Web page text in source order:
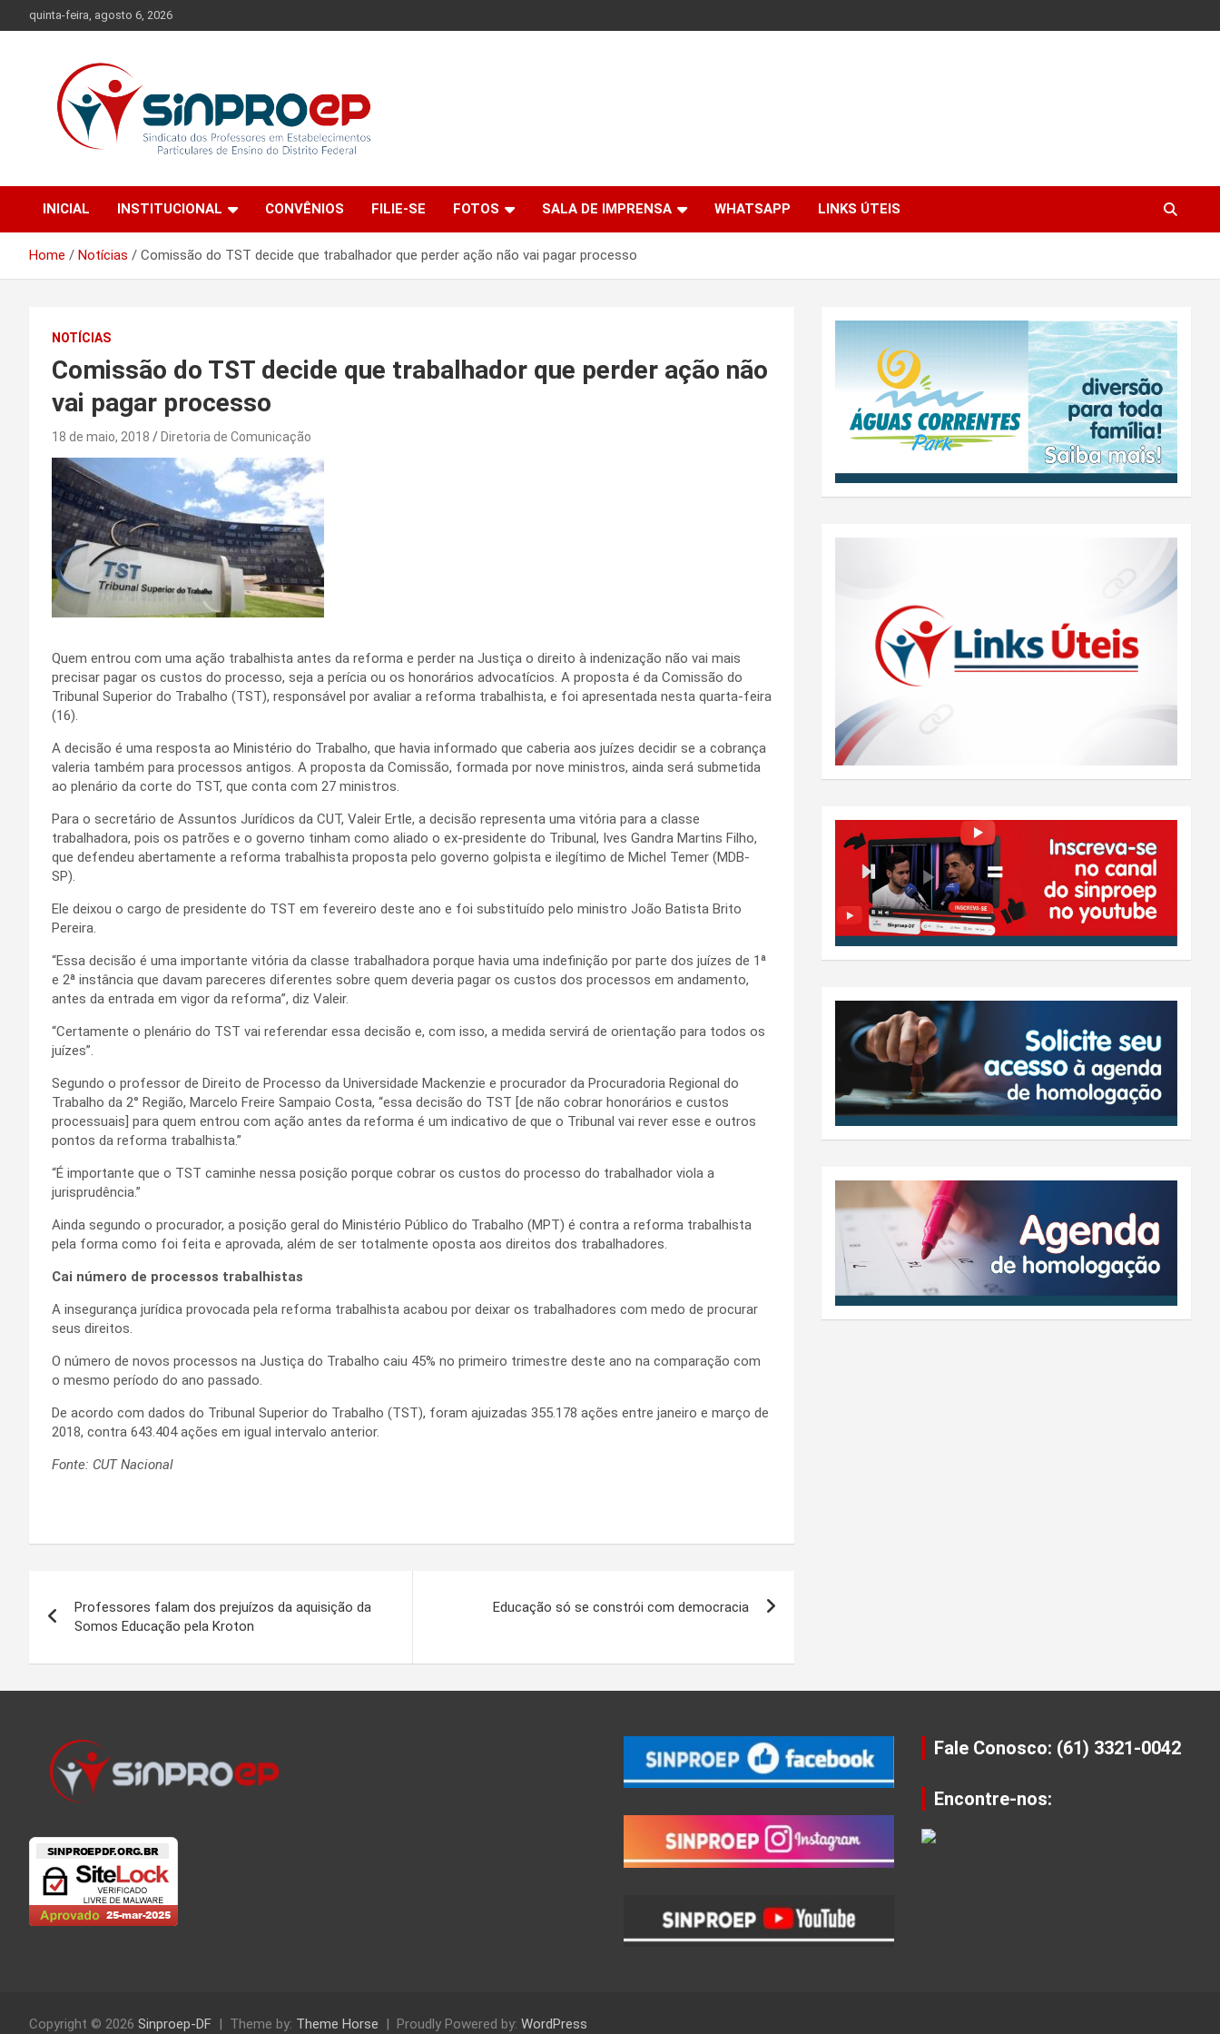
to
quinta-feira, agosto 6, 2026
Sinproep-DF
de Ensino do Distrito Federal
INICIAL
INSTITUCIONAL CONVÊNIOS FILIE-SE FOTOS SALA DE IMPRENSA WHATSAPP LINKS ÚTEIS
Home Notícias Comissão do TST decide que trabalhador que perder ação não vai pagar processo
NOTÍCIAS
Comissão do TST decide que trabalhador que perder ação não
vai pagar processo
18 de maio, 2018 Diretoria de Comunicação
Quem entrou com uma ação trabalhista antes da reforma e perder na Justiça o direito à indenização não vai mais
precisar pagar os custos do processo, seja a perícia ou os honorários advocatícios. A proposta é da Comissão do
Tribunal Superior do Trabalho (TST), responsável por avaliar a reforma trabalhista, e foi apresentada nesta quarta-feira
(16).
A decisão é uma resposta ao Ministério do Trabalho, que havia informado que caberia aos juízes decidir se a cobrança
valeria também para processos antigos. A proposta da Comissão, formada por nove ministros, ainda será submetida
ao plenário da corte do TST, que conta com 27 ministros.
Para o secretário de Assuntos Jurídicos da CUT, Valeir Ertle, a decisão representa uma vitória para a classe
trabalhadora, pois os patrões e o governo tinham como aliado o ex-presidente do Tribunal, Ives Gandra Martins Filho,
que defendeu abertamente a reforma trabalhista proposta pelo governo golpista e ilegítimo de Michel Temer (MDB-
SP).
Ele deixou o cargo de presidente do TST em fevereiro deste ano e foi substituído pelo ministro João Batista Brito
Pereira.
“Essa decisão é uma importante vitória da classe trabalhadora porque havia uma indefinição por parte dos juízes de 1ª
e 2ª instância que davam pareceres diferentes sobre quem deveria pagar os custos dos processos em andamento,
antes da entrada em vigor da reforma”, diz Valeir.
“Certamente o plenário do TST vai referendar essa decisão e, com isso, a medida servirá de orientação para todos os
juízes”.
Segundo o professor de Direito de Processo da Universidade Mackenzie e procurador da Procuradoria Regional do
Trabalho da 2° Região, Marcelo Freire Sampaio Costa, “essa decisão do TST [de não cobrar honorários e custos
processuais] para quem entrou com ação antes da reforma é um indicativo de que o Tribunal vai rever esse e outros
pontos da reforma trabalhista.”
“É importante que o TST caminhe nessa posição porque cobrar os custos do processo do trabalhador viola a
jurisprudência.”
Ainda segundo o procurador, a posição geral do Ministério Público do Trabalho (MPT) é contra a reforma trabalhista
pela forma como foi feita e aprovada, além de ser totalmente oposta aos direitos dos trabalhadores.
Cai número de processos trabalhistas
A insegurança jurídica provocada pela reforma trabalhista acabou por deixar os trabalhadores com medo de procurar
seus direitos.
O número de novos processos na Justiça do Trabalho caiu 45% no primeiro trimestre deste ano na comparação com
o mesmo período do ano passado.
De acordo com dados do Tribunal Superior do Trabalho (TST), foram ajuizadas 355.178 ações entre janeiro e março de
2018, contra 643.404 ações em igual intervalo anterior.
Fonte: CUT Nacional
de
Post
Professores falam dos prejuízos da aquisição da
Somos Educação pela Kroton
Educação só se constrói com democracia
Fale Conosco: (61) 3321-0042
Encontre-nos:
Copyright © 2026 Sinproep-DF Theme by: Theme Horse Proudly Powered by: WordPress